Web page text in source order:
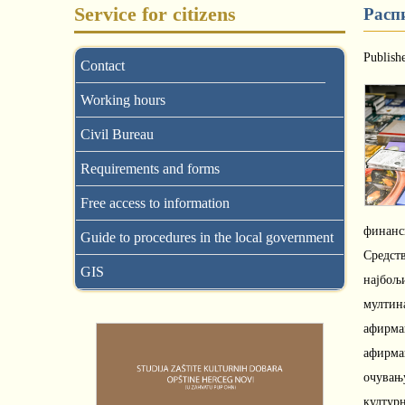
Service for citizens
Contact
Working hours
Civil Bureau
Requirements and forms
Free access to information
Guide to procedures in the local government
GIS